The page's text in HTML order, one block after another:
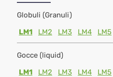
Globuli (Granuli)
LM1
LM2 LM3 LM4 LM5
Gocce (liquid)
LM1
LM2 LM3 LM4 LM5